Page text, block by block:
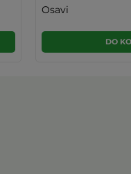
Osavi
DO